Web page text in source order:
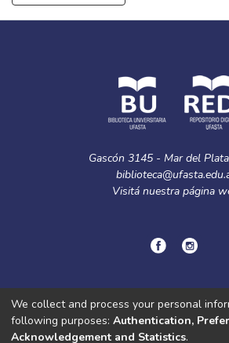
Gascón 3145 - Mar del
Visitá nuestra página
© Copyright2024.Política de
We collect and process your personal
following purposes: Authentication,
Acknowledgement and Statistics.